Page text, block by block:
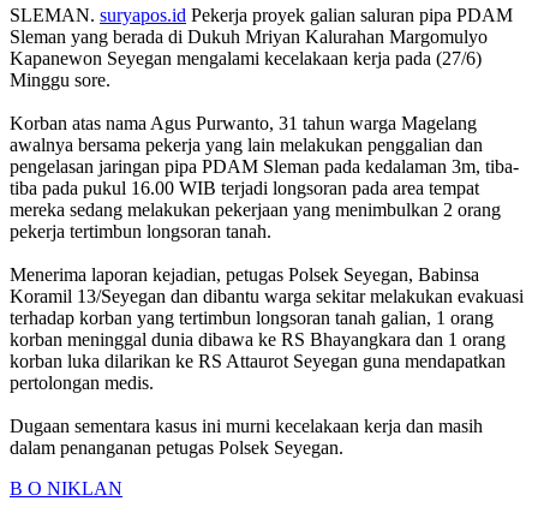
SLEMAN. suryapos.id Pekerja proyek galian saluran pipa PDAM
Sleman yang berada di Dukuh Mriyan Kalurahan Margomulyo
Kapanewon Seyegan mengalami kecelakaan kerja pada (27/6)
Minggu sore.
Korban atas nama Agus Purwanto, 31 tahun warga Magelang
awalnya bersama pekerja yang lain melakukan penggalian dan
pengelasan jaringan pipa PDAM Sleman pada kedalaman 3m, tiba-
tiba pada pukul 16.00 WIB terjadi longsoran pada area tempat
mereka sedang melakukan pekerjaan yang menimbulkan 2 orang
pekerja tertimbun longsoran tanah.
Menerima laporan kejadian, petugas Polsek Seyegan, Babinsa
Koramil 13/Seyegan dan dibantu warga sekitar melakukan evakuasi
terhadap korban yang tertimbun longsoran tanah galian, 1 orang
korban meninggal dunia dibawa ke RS Bhayangkara dan 1 orang
korban luka dilarikan ke RS Attaurot Seyegan guna mendapatkan
pertolongan medis.
Dugaan sementara kasus ini murni kecelakaan kerja dan masih
dalam penanganan petugas Polsek Seyegan.
B O NIKLAN